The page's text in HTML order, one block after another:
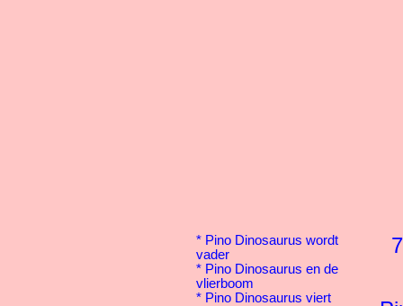
* Pino Dinosaurus wordt
vader
* Pino Dinosaurus en de
vlierboom
* Pino Dinosaurus viert